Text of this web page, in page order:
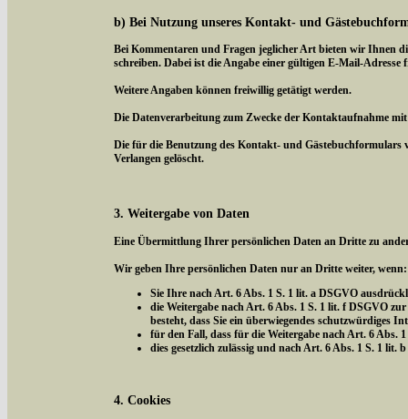
b) Bei Nutzung unseres Kontakt- und
Bei Kommentaren und Fragen jeglicher Art bieten wir Ihnen
schreiben. Dabei ist die Angabe einer gültigen E-Mail-
Weitere Angaben können freiwillig getätigt werden.
Die Datenverarbeitung zum Zwecke der Kontaktaufnahme
Die für die Benutzung des Kontakt- und Gästebuchformulars
Verlangen gelöscht.
3. Weitergabe von Daten
Eine Übermittlung Ihrer persönlichen Daten an Dritte zu
Wir geben Ihre persönlichen Daten nur an Dritte weiter, wenn:
Sie Ihre nach Art. 6 Abs. 1 S. 1 lit. a DSGVO
die Weitergabe nach Art. 6 Abs. 1 S. 1 lit. f DSGVO
besteht, dass Sie ein überwiegendes schutzwürdiges
für den Fall, dass für die Weitergabe nach Art. 6 Abs.
dies gesetzlich zulässig und nach Art. 6 Abs. 1 S. 1
4. Cookies